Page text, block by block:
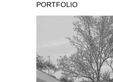
PORTFOLIO